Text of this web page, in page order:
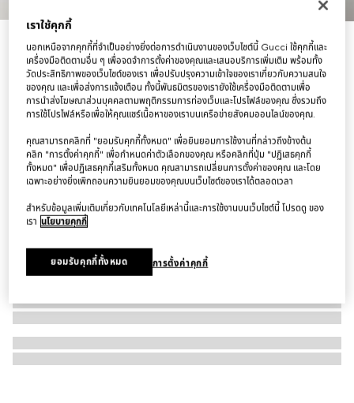
แหวน Gucci Interlocking corundum ring
฿36,000
เราใช้คุกกี้
นอกเหนือจากคุกกี้ที่จำเป็นอย่างยิ่งต่อการดำเนินงานของเว็บไซต์นี้ Gucci ใช้คุกกี้และ
เครื่องมือติดตามอื่น ๆ เพื่อจดจำการตั้งค่าของคุณและเสนอบริการเพิ่มเติม พร้อมทั้ง
วัดประสิทธิภาพของเว็บไซต์ของเรา เพื่อปรับปรุงความเข้าใจของเราเกี่ยวกับความสนใจ
ของคุณ และเพื่อส่งการแจ้งเตือน ทั้งนี้พันธมิตรของเรายังใช้เครื่องมือติดตามเพื่อ
การนำส่งโฆษณาส่วนบุคคลตามพฤติกรรมการท่องเว็บและโปรไฟล์ของคุณ ซึ่งรวมถึง
การใช้โปรไฟล์หรือเพื่อให้คุณแชร์เนื้อหาของเราบนเครือข่ายสังคมออนไลน์ของคุณ.
คุณสามารถคลิกที่ "ยอมรับคุกกี้ทั้งหมด" เพื่อยินยอมการใช้งานที่กล่าวถึงข้างต้น
คลิก "การตั้งค่าคุกกี้" เพื่อกำหนดค่าตัวเลือกของคุณ หรือคลิกที่ปุ่ม "ปฏิเสธคุกกี้
ทั้งหมด" เพื่อปฏิเสธคุกกี้เสริมทั้งหมด คุณสามารถเปลี่ยนการตั้งค่าของคุณ และโดย
เฉพาะอย่างยิ่งเพิกถอนความยินยอมของคุณบนเว็บไซต์ของเราได้ตลอดเวลา
สำหรับข้อมูลเพิ่มเติมเกี่ยวกับเทคโนโลยีเหล่านี้และการใช้งานบนเว็บไซต์นี้ โปรดดู ของ
เรา นโยบายคุกกี้
การตั้งค่าคุกกี้
ยอมรับคุกกี้ทั้งหมด